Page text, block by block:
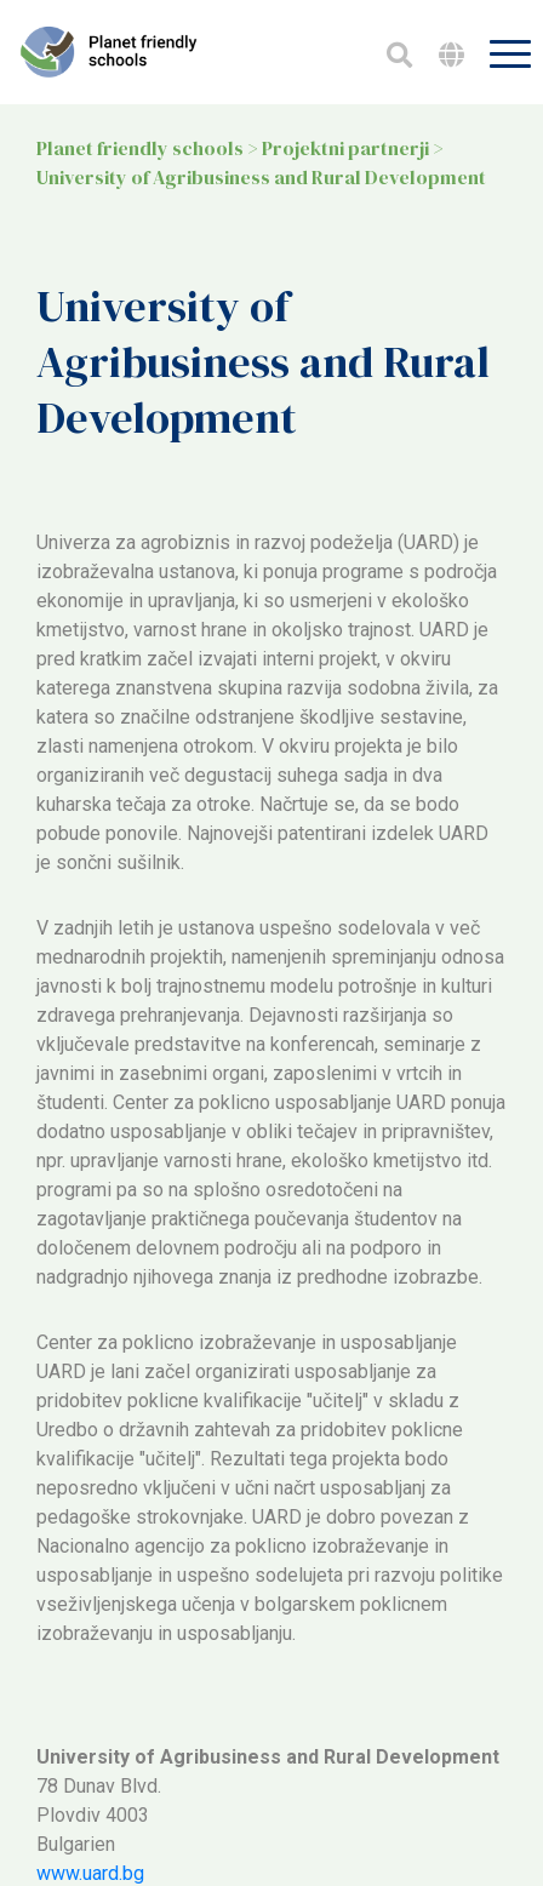
Planet friendly schools >Projektni partnerji>
University of Agribusiness and Rural Development
University of
Agribusiness and Rural
Development
Univerza za agrobiznis in razvoj podeželja (UARD) je
izobraževalna ustanova, ki ponuja programe s področja
ekonomije in upravljanja, ki so usmerjeni v ekološko
kmetijstvo, varnost hrane in okoljsko trajnost. UARD je
pred kratkim začel izvajati interni projekt, v okviru
katerega znanstvena skupina razvija sodobna živila, za
katera so značilne odstranjene škodljive sestavine,
zlasti namenjena otrokom. V okviru projekta je bilo
organiziranih več degustacij suhega sadja in dva
kuharska tečaja za otroke. Načrtuje se, da se bodo
pobude ponovile. Najnovejši patentirani izdelek UARD
je sončni sušilnik.
V zadnjih letih je ustanova uspešno sodelovala v več
mednarodnih projektih, namenjenih spreminjanju odnosa
javnosti k bolj trajnostnemu modelu potrošnje in kulturi
zdravega prehranjevanja. Dejavnosti razširjanja so
vključevale predstavitve na konferencah, seminarje z
javnimi in zasebnimi organi, zaposlenimi v vrtcih in
študenti. Center za poklicno usposabljanje UARD ponuja
dodatno usposabljanje v obliki tečajev in pripravništev,
npr. upravljanje varnosti hrane, ekološko kmetijstvo itd.
programi pa so na splošno osredotočeni na
zagotavljanje praktičnega poučevanja študentov na
določenem delovnem področju ali na podporo in
nadgradnjo njihovega znanja iz predhodne izobrazbe.
Center za poklicno izobraževanje in usposabljanje
UARD je lani začel organizirati usposabljanje za
pridobitev poklicne kvalifikacije "učitelj" v skladu z
Uredbo o državnih zahtevah za pridobitev poklicne
kvalifikacije "učitelj". Rezultati tega projekta bodo
neposredno vključeni v učni načrt usposabljanj za
pedagoške strokovnjake. UARD je dobro povezan z
Nacionalno agencijo za poklicno izobraževanje in
usposabljanje in uspešno sodelujeta pri razvoju politike
vseživljenjskega učenja v bolgarskem poklicnem
izobraževanju in usposabljanju.
University of Agribusiness and Rural Development
78 Dunav Blvd.
Plovdiv 4003
Bulgarien
www.uard.bg